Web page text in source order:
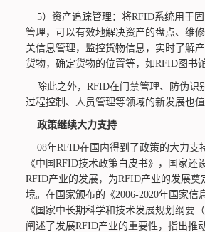
5）资产追踪管理：将RFID系统用于
管理，可以有效地解决资产的盘点、维
关信息管理，监控货物信息，实时了解
货物，确定货物的位置等，如RFID图书
除此之外，RFID在门禁管理、防伪识
过程控制、人员管理等领域的新发展也值
政策继续大力支持
08年RFID在国内得到了政策的大力支
《中国RFID技术政策白皮书》，国家还
RFID产业的发展，为RFID产业的发展奠
境。在国家颁布的《2006-2020年国家信
《国家中长期科学和技术发展规划纲要
阐述了发展RFID产业的重要性，指出推